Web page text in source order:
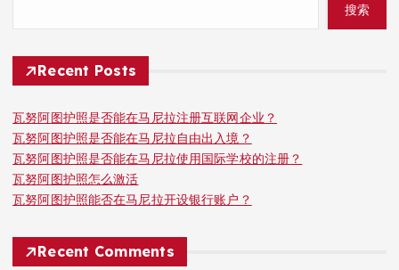
搜索
Recent Posts
瓦努阿图护照是否能在马尼拉注册互联网企业？
瓦努阿图护照是否能在马尼拉自由出入境？
瓦努阿图护照是否能在马尼拉使用国际学校的注册？
瓦努阿图护照怎么激活
瓦努阿图护照能否在马尼拉开设银行账户？
Recent Comments